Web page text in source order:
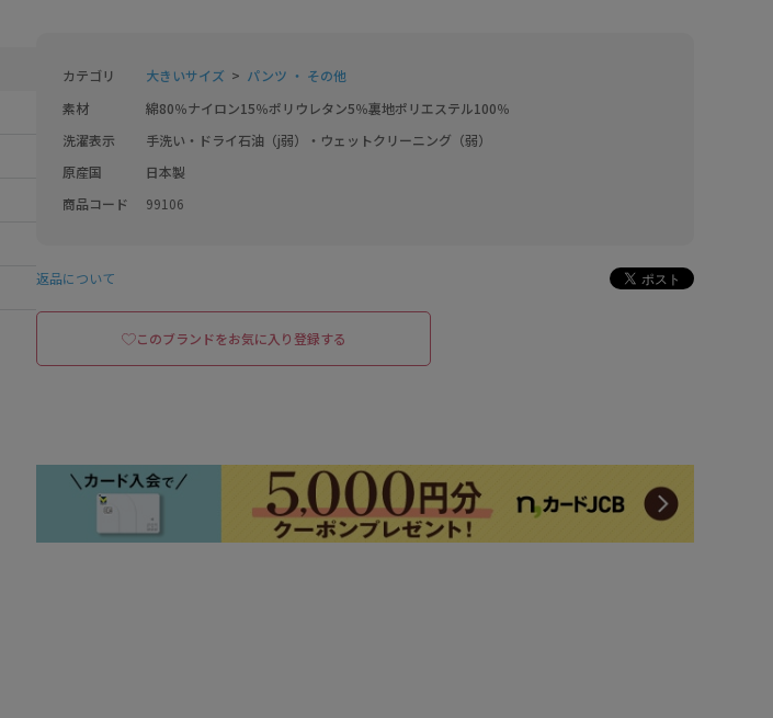
カテゴリ 大きいサイズ
パンツ ・ その他
素材
綿80％ナイロン15％ポリウレタン5％裏地ポリエステル100％
洗濯表示
手洗い・ドライ石油（j弱）・ウェットクリーニング（弱）
原産国
日本製
商品コード
99106
返品について
このブランドをお気に入り登録する